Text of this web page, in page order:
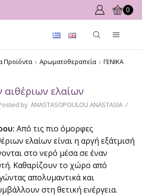
0
Προϊόντα Αρωματοθεραπεία ΓΕΝΙΚΑ
ελαίων
by ANASTASOPOULOU ANASTASIA /
Από τις πιο όμορφες
ελαίων είναι η αργή εξάτμισή
στο νερό μέσα σε έναν
Καθαρίζουν το χώρο από
απολυμαντικά και
στη θετική ενέργεια.